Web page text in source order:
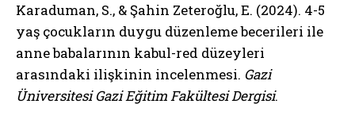
Karaduman, S., & Şahin Zeteroğlu, E. (2024). 4-5
yaş çocukların duygu düzenleme becerileri ile
anne babalarının kabul-red düzeyleri
arasındaki ilişkinin incelenmesi. Gazi
Üniversitesi Gazi Eğitim Fakültesi Dergisi.